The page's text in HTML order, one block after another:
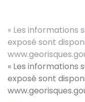
« Les informations
exposé sont
« Les informations
exposé sont